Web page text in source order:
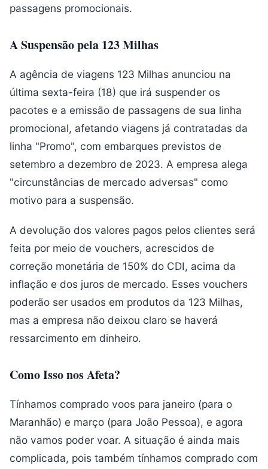
passagens promocionais.
A Suspensão pela 123 Milhas
A agência de viagens 123 Milhas anunciou na
última sexta-feira (18) que irá suspender os
pacotes e a emissão de passagens de sua linha
promocional, afetando viagens já contratadas da
linha "Promo", com embarques previstos de
setembro a dezembro de 2023. A empresa alega
"circunstâncias de mercado adversas" como
motivo para a suspensão.
A devolução dos valores pagos pelos clientes será
feita por meio de vouchers, acrescidos de
correção monetária de 150% do CDI, acima da
inflação e dos juros de mercado. Esses vouchers
poderão ser usados em produtos da 123 Milhas,
mas a empresa não deixou claro se haverá
ressarcimento em dinheiro.
Como Isso nos Afeta?
Tínhamos comprado voos para janeiro (para o
Maranhão) e março (para João Pessoa), e agora
não vamos poder voar. A situação é ainda mais
complicada, pois também tínhamos comprado com